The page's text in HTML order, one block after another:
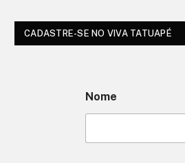
CADASTRE-SE NO VIVA TATUAPÉ
Nome